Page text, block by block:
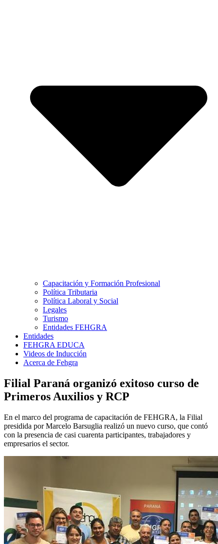
Capacitación y Formación Profesional
Política Tributaria
Política Laboral y Social
Legales
Turismo
Entidades FEHGRA
Entidades
FEHGRA EDUCA
Videos de Inducción
Acerca de Fehgra
Filial Paraná organizó exitoso curso de
Primeros Auxilios y RCP
En el marco del programa de capacitación de FEHGRA, la Filial
presidida por Marcelo Barsuglia realizó un nuevo curso, que contó
con la presencia de casi cuarenta participantes, trabajadores y
empresarios el sector.